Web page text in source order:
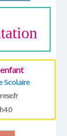
enfant
Scolaire